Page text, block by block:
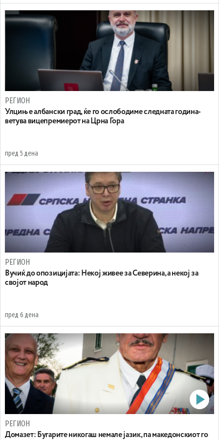
РЕГИОН
Улцињ е албански град, ќе го ослободиме следната година-
ветува вицепремиерот на Црна Гора
пред 5 дена
РЕГИОН
Вучиќ до опозицијата: Некој живее за Северина, а некој за
својот народ
пред 6 дена
РЕГИОН
Домазет: Бугарите никогаш немале јазик, па македонскиот го